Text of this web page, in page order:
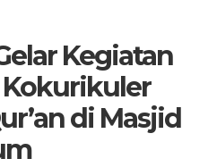
Kegiatan
di Masjid